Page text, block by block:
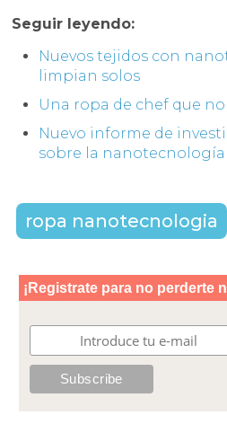
Seguir leyendo:
Nuevos tejidos con
limpian solos
Una ropa de chef que
Nuevo informe de
sobre la nanotecnología
ropa nanotecnologia